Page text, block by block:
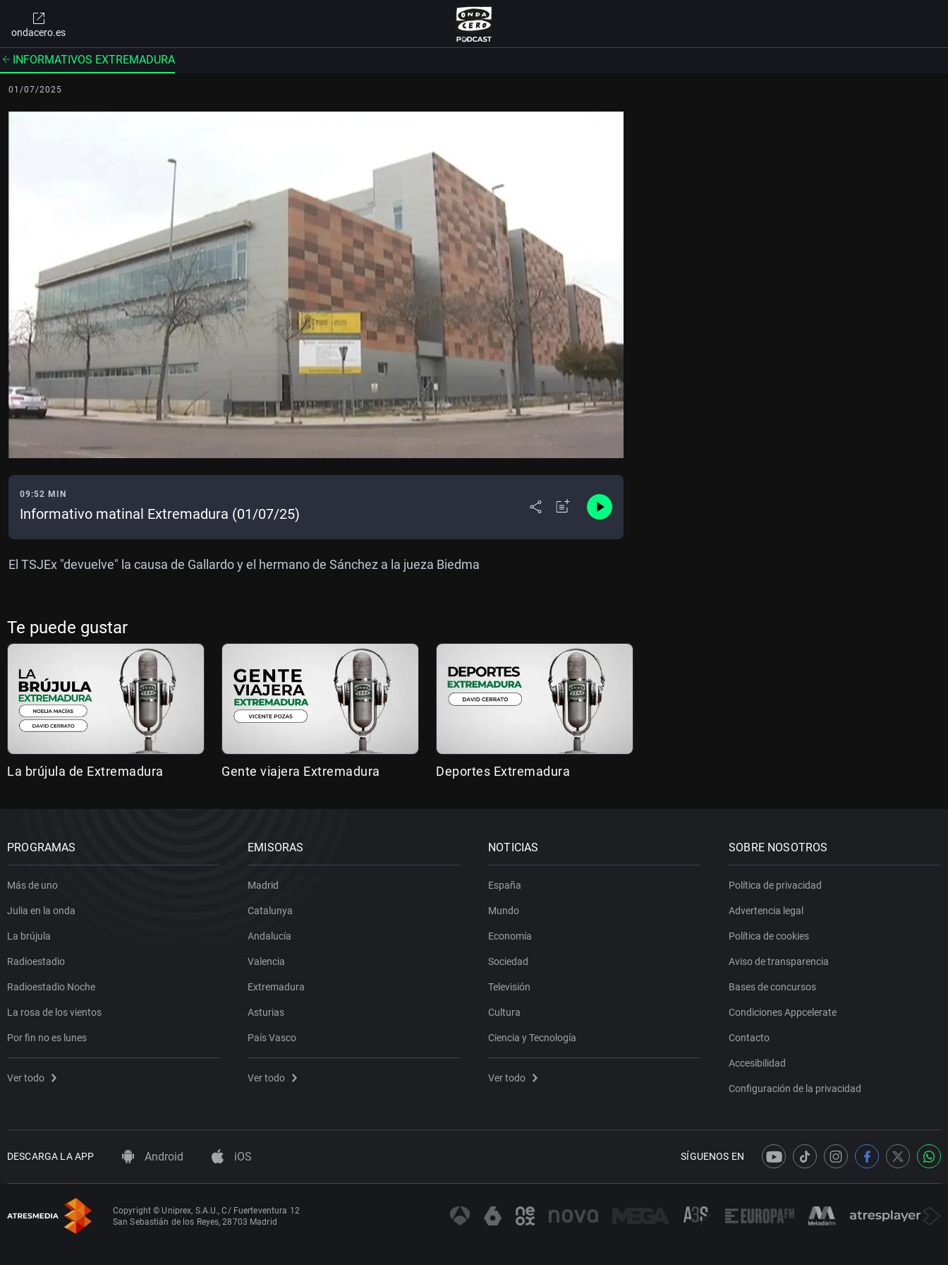
ondacero.es
INFORMATIVOS EXTREMADURA
01/07/2025
09:52 MIN
Informativo matinal Extremadura (01/07/25)
El TSJEx "devuelve" la causa de Gallardo y el hermano de Sánchez a la jueza Biedma
Te puede gustar
La brújula de Extremadura Gente viajera Extremadura Deportes Extremadura
PROGRAMAS
Más de uno
Julia en la onda
La brújula
Radioestadio
Radioestadio Noche
La rosa de los vientos
Por fin no es lunes
Ver todo
EMISORAS
Madrid
Catalunya
Andalucía
Valencia
Extremadura
Asturias
País Vasco
Ver todo
NOTICIAS
España
Mundo
Economía
Sociedad
Televisión
Cultura
Ciencia y Tecnología
Ver todo
SOBRE NOSOTROS
Política de privacidad
Advertencia legal
Política de cookies
Aviso de transparencia
Bases de concursos
Condiciones Appcelerate
Contacto
Accesibilidad
Configuración de la privacidad
DESCARGA LA APP Android iOS SÍGUENOS EN
Copyright © Uniprex, S.A.U., C/ Fuerteventura 12
San Sebastián de los Reyes, 28703 Madrid